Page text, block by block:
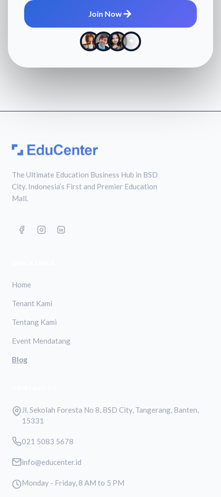
Join Now
+
The Ultimate Education Business Hub in BSD
City. Indonesia’s First and Premier Education
Mall.
Home
Tenant Kami
Tentang Kami
Event Mendatang
Blog
Jl. Sekolah Foresta No 8, BSD City, Tangerang, Banten,
15331
021 5083 5678
info@educenter.id
Monday - Friday, 8 AM to 5 PM